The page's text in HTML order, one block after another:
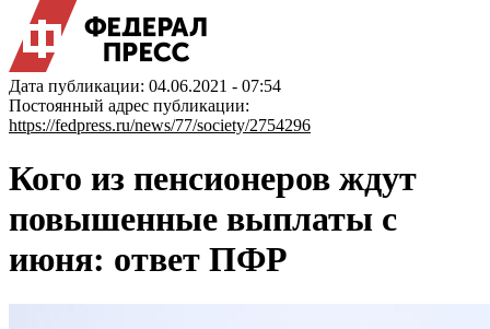
Дата публикации: 04.06.2021 - 07:54
Постоянный адрес публикации:
https://fedpress.ru/news/77/society/2754296
Кого из пенсионеров ждут
повышенные выплаты с
июня: ответ ПФР